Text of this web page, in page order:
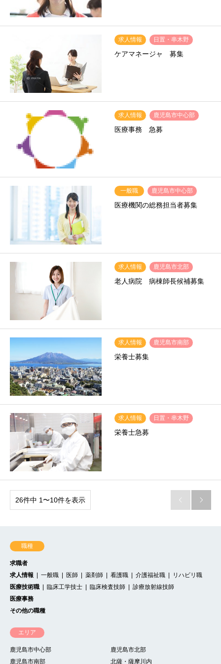
求人情報 日置・串木野
ケアマネージャ 募集
求人情報 鹿児島市中心部
医療事務 急募
一般職 鹿児島市中心部
医療機関の総務担当者募集
求人情報 鹿児島市北部
老人病院 病棟師長候補募集
求人情報 鹿児島市南部
栄養士募集
求人情報 日置・串木野
栄養士急募
26件中 1〜10件を表示  
職種
求職者
求人情報
一般職 医師 薬剤師 看護職 介護福祉職
リハビリ職
医療技術職
臨床工学技士 臨床検査技師
診療放射線技師
医療事務
その他の職種
エリア
鹿児島市中心部
鹿児島市北部
鹿児島市南部
北薩・薩摩川内